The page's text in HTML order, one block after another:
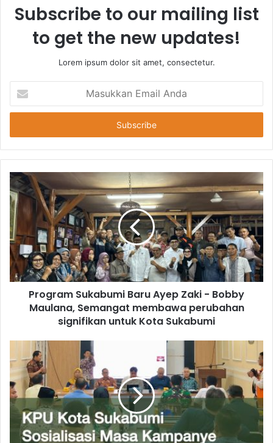
Subscribe to our mailing list
to get the new updates!
Lorem ipsum dolor sit amet, consectetur.
Email
Anda
Program Sukabumi Baru Ayep Zaki - Bobby
Maulana, Semangat membawa perubahan
signifikan untuk Kota Sukabumi